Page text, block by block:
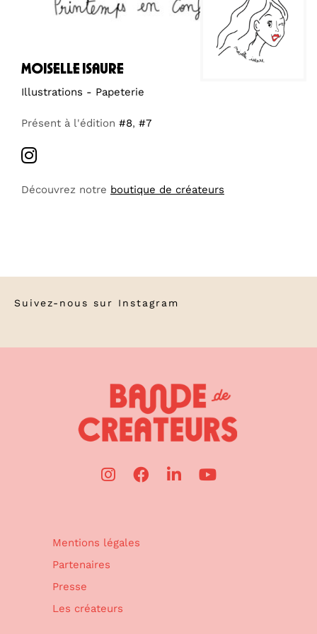
moiselle isaure
Illustrations - Papeterie
Présent à l'édition #8, #7
Découvrez notre boutique de créateurs
Suivez-nous sur Instagram
Mentions légales
Partenaires
Presse
Les créateurs